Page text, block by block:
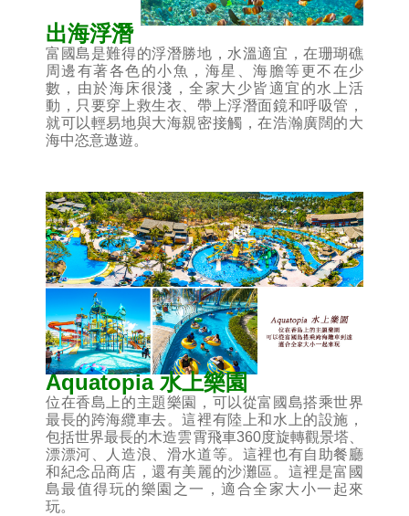
出海浮潛
富國島是難得的浮潛勝地，水溫適宜，在珊瑚礁
周邊有著各色的小魚，海星、海膽等更不在少
數，由於海床很淺，全家大少皆適宜的水上活
動，只要穿上救生衣、帶上浮潛面鏡和呼吸管，
就可以輕易地與大海親密接觸，在浩瀚廣闊的大
海中恣意遨遊。
Aquatopia 水上樂園
位在香島上的主題樂園，可以從富國島搭乘世界
最長的跨海纜車去。這裡有陸上和水上的設施，
包括世界最長的木造雲霄飛車360度旋轉觀景塔、
漂漂河、人造浪、滑水道等。這裡也有自助餐廳
和紀念品商店，還有美麗的沙灘區。這裡是富國
島最值得玩的樂園之一，適合全家大小一起來
玩。